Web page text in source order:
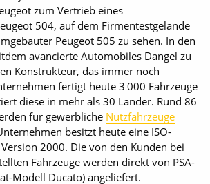
zum Vertrieb eines
504, auf dem Firmentestgelände
Peugeot 505 zu sehen. In den
avancierte Automobiles Dangel zu
Konstrukteur, das immer noch
fertigt heute 3 000 Fahrzeuge
diese in mehr als 30 Länder. Rund 86
für gewerbliche Nutzfahrzeuge
besitzt heute eine ISO-
2000. Die von den Kunden bei
Fahrzeuge werden direkt von PSA-
Modell Ducato) angeliefert.